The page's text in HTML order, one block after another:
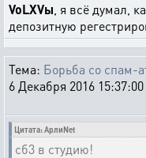
VoLXVы , я всё думал,
депозитную
Тема: Борьба со спам-
6 Декабря 2016 15:37:00
Цитата: АрлиNet
сб3 в студию!